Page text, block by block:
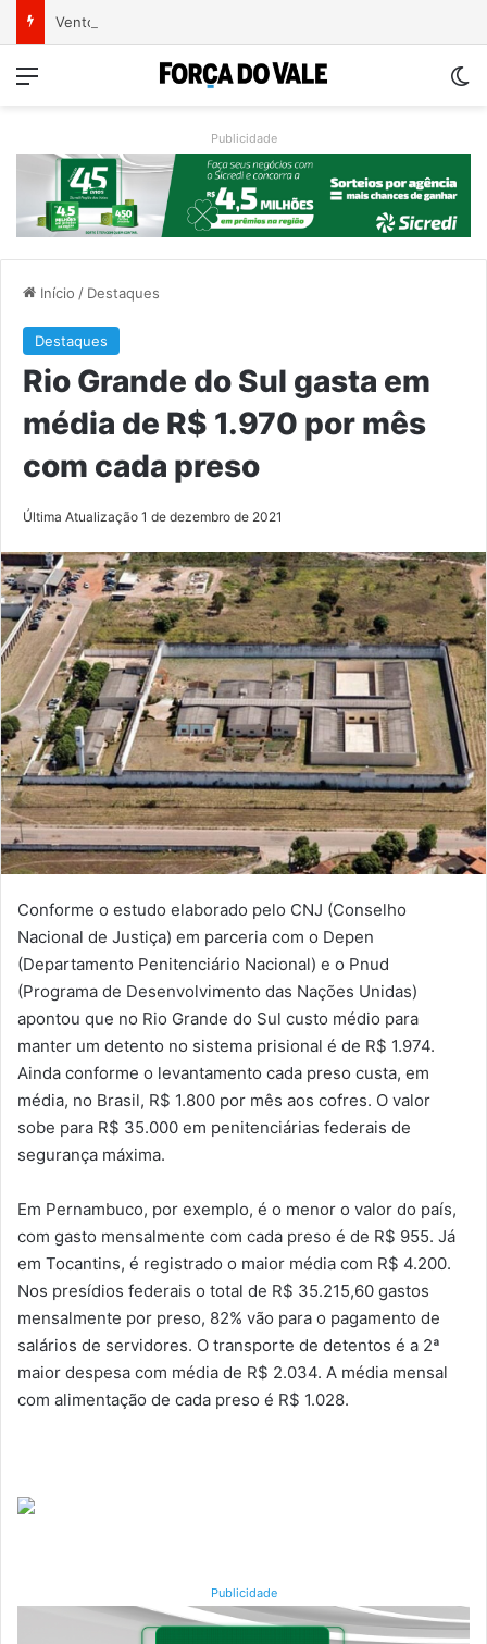
Menu
Publicidade
Início / Destaques
Destaques
Rio Grande do Sul gasta em
média de R$ 1.970 por mês
com cada preso
Última Atualização 1 de dezembro de 2021
Conforme o estudo elaborado pelo CNJ (Conselho
Nacional de Justiça) em parceria com o Depen
(Departamento Penitenciário Nacional) e o Pnud
(Programa de Desenvolvimento das Nações Unidas)
apontou que no Rio Grande do Sul custo médio para
manter um detento no sistema prisional é de R$ 1.974.
Ainda conforme o levantamento cada preso custa, em
média, no Brasil, R$ 1.800 por mês aos cofres. O valor
sobe para R$ 35.000 em penitenciárias federais de
segurança máxima.
Em Pernambuco, por exemplo, é o menor o valor do país,
com gasto mensalmente com cada preso é de R$ 955. Já
em Tocantins, é registrado o maior média com R$ 4.200.
Nos presídios federais o total de R$ 35.215,60 gastos
mensalmente por preso, 82% vão para o pagamento de
salários de servidores. O transporte de detentos é a 2ª
maior despesa com média de R$ 2.034. A média mensal
com alimentação de cada preso é R$ 1.028.
Publicidade